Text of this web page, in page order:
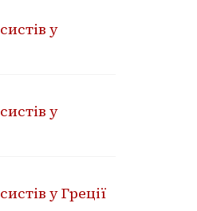
у
у
у Греції